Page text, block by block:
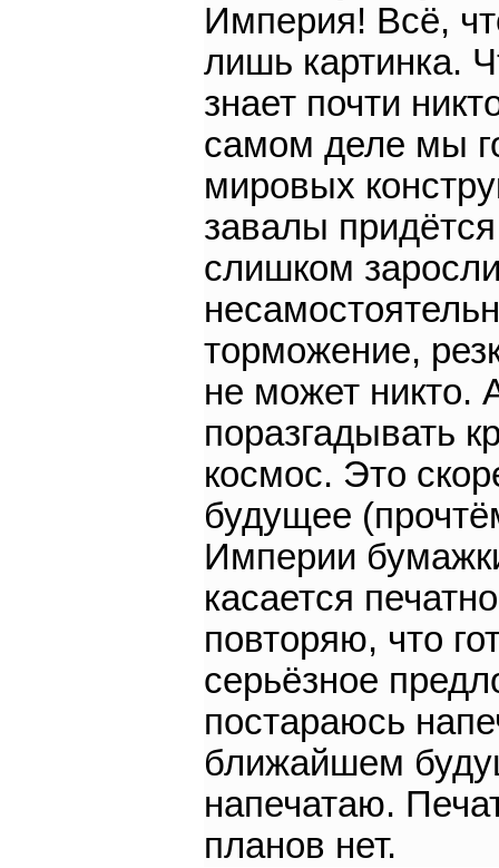
Империя! Всё,
лишь картинка.
знает почти
самом деле мы
мировых
завалы
слишком
торможение,
не может никто.
поразгадывать
космос. Это
будущее
Империи
касается
повторяю, что
серьёзное
постараюсь
ближайшем
напечатаю.
планов нет.